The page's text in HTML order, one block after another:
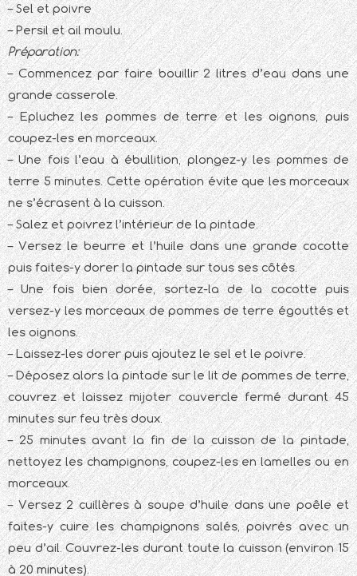
– Sel et poivre
– Persil et ail moulu.
Préparation:
– Commencez par faire bouillir 2 litres d’eau dans une
grande casserole.
– Epluchez les pommes de terre et les oignons, puis
coupez-les en morceaux.
– Une fois l’eau à ébullition, plongez-y les pommes de
terre 5 minutes. Cette opération évite que les morceaux
ne s’écrasent à la cuisson.
– Salez et poivrez l’intérieur de la pintade.
– Versez le beurre et l’huile dans une grande cocotte
puis faites-y dorer la pintade sur tous ses côtés.
– Une fois bien dorée, sortez-la de la cocotte puis
versez-y les morceaux de pommes de terre égouttés et
les oignons.
– Laissez-les dorer puis ajoutez le sel et le poivre.
– Déposez alors la pintade sur le lit de pommes de terre,
couvrez et laissez mijoter couvercle fermé durant 45
minutes sur feu très doux.
– 25 minutes avant la fin de la cuisson de la pintade,
nettoyez les champignons, coupez-les en lamelles ou en
morceaux.
– Versez 2 cuillères à soupe d’huile dans une poêle et
faites-y cuire les champignons salés, poivrés avec un
peu d’ail. Couvrez-les durant toute la cuisson (environ 15
à 20 minutes).